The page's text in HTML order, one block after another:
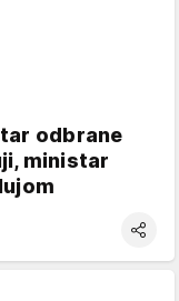
odbrane
ministar